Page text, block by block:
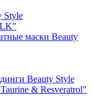
Style
маски Beauty
Beauty Style
& Resveratrol"